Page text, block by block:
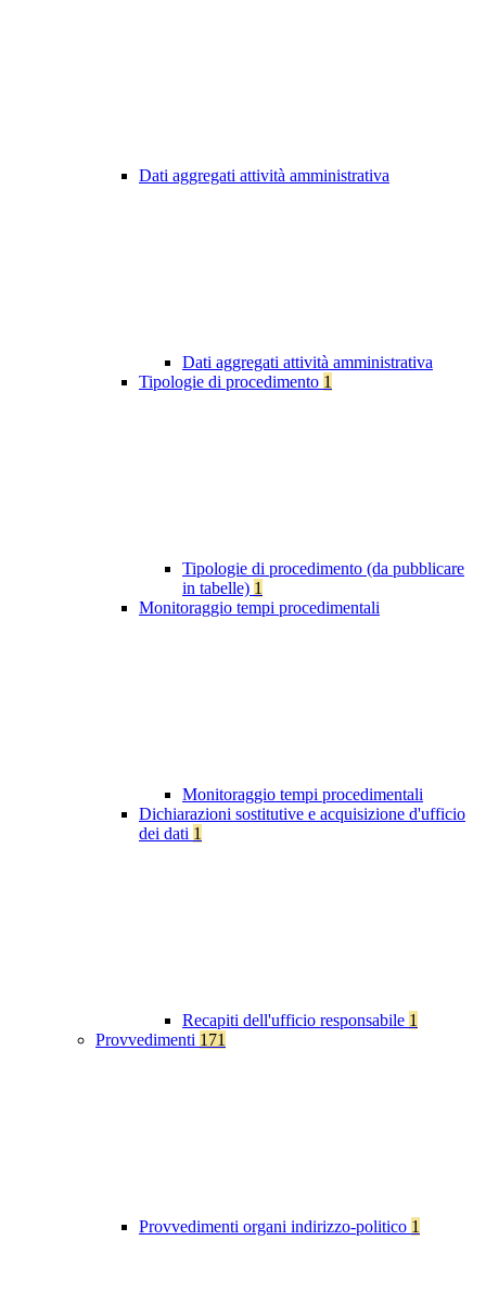
Dati aggregati attività amministrativa
Dati aggregati attività amministrativa
Tipologie di procedimento 1
Tipologie di procedimento (da pubblicare
in tabelle) 1
Monitoraggio tempi procedimentali
Monitoraggio tempi procedimentali
Dichiarazioni sostitutive e acquisizione d'ufficio
dei dati 1
Recapiti dell'ufficio responsabile 1
Provvedimenti 171
Provvedimenti organi indirizzo-politico 1